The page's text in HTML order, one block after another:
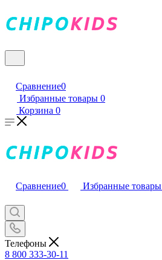
Сравнение0
Избранные товары 0
Корзина 0
Сравнение0 Избранные товары
Телефоны
8 800 333-30-11